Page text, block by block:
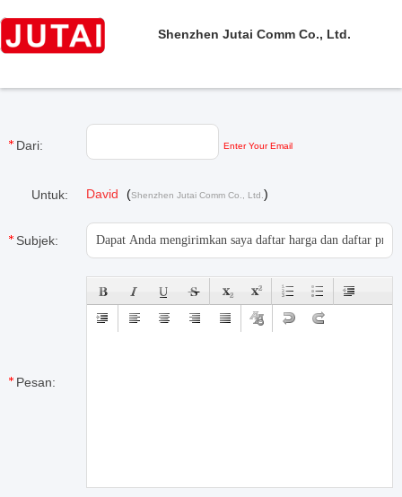
Shenzhen Jutai Comm Co., Ltd.
Dari: Enter Your Email
Untuk: David (Shenzhen Jutai Comm Co., Ltd. )
Subjek:
Pesan: